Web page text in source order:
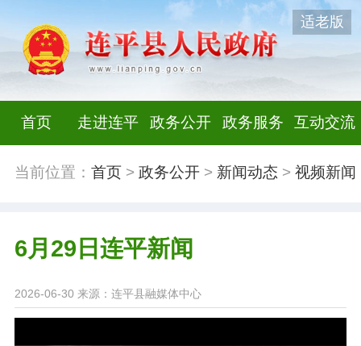
适老版
首页 走进连平 政务公开 政务服务 互动交流
当前位置： 首页> 政务公开> 新闻动态 > 视频新闻
6月29日连平新闻
2026-06-30 来源：连平县融媒体中心